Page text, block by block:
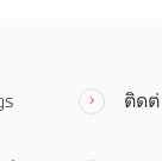
ติดต่